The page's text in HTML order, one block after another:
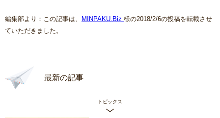
編集部より：この記事は、 MINPAKU.Biz 様の2018/2/6の投稿を転載させ
ていただきました。
最新の記事
トピックス